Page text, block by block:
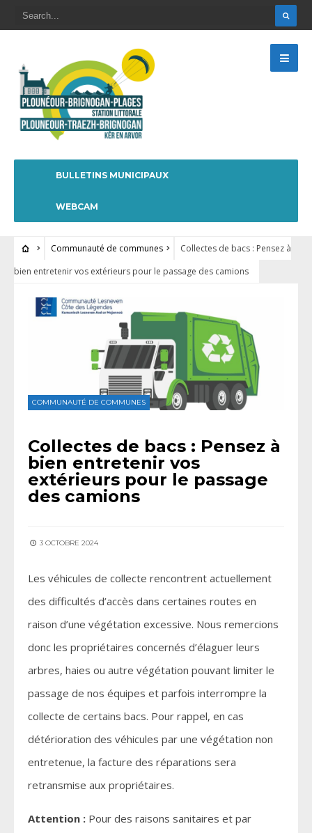
BULLETINS MUNICIPAUX
WEBCAM
Communauté de communes
Collectes de bacs : Pensez à
bien entretenir vos extérieurs pour le passage des camions
COMMUNAUTÉ DE COMMUNES
Collectes de bacs : Pensez à
bien entretenir vos
extérieurs pour le passage
des camions
3 OCTOBRE 2024
Les véhicules de collecte rencontrent actuellement
des difficultés d’accès dans certaines routes en
raison d’une végétation excessive. Nous remercions
donc les propriétaires concernés d’élaguer leurs
arbres, haies ou autre végétation pouvant limiter le
passage de nos équipes et parfois interrompre la
collecte de certains bacs. Pour rappel, en cas
détérioration des véhicules par une végétation non
entretenue, la facture des réparations sera
retransmise aux propriétaires.
Attention : Pour des raisons sanitaires et par